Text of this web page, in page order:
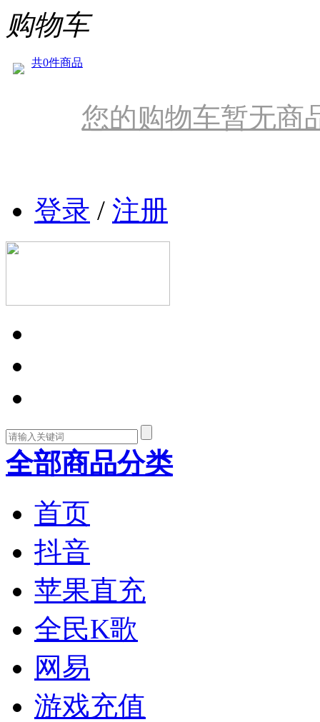
购物车
共0件商品
您的购物车暂无商
登录 / 注册
全部商品分类
首页
抖音
苹果直充
全民K歌
网易
游戏充值